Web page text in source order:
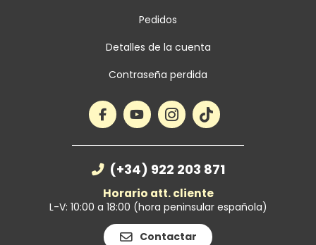
Pedidos
Detalles de la cuenta
Contraseña perdida
(+34) 922 203 871
Horario att. cliente
L-V: 10:00 a 18:00 (hora peninsular española)
Contactar